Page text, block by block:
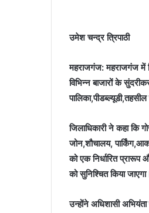
उमेश चन्द्र त्रिपाठी
महराजगंज: महराजगंज में
विभिन्न बाजारों के
जिलाधिकारी ने कहा कि
जोन,शौचालय,
को एक निर्धारित
को सुनिश्चित किया
उन्होंने अधिशासी